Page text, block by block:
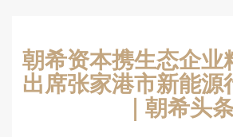
朝希资本携生态企业
出席张家港市新能源
｜朝希头